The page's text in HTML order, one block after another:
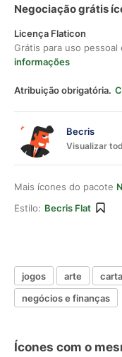
Negociação grátis
Licença Flaticon
Grátis para uso pessoal
informações
Atribuição obrigatória.
Becris
Visualizar
Mais ícones do pacote
Estilo: Becris Flat
jogos arte
negócios e finanças
Ícones com o